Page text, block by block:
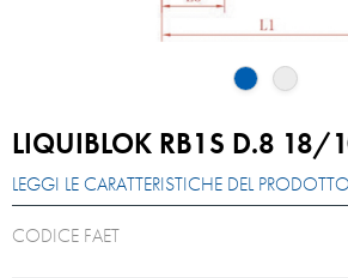
LIQUIBLOK RB1S D.8
LEGGI LE CARATTERISTICHE DEL PRODOTTO
CODICE FAET